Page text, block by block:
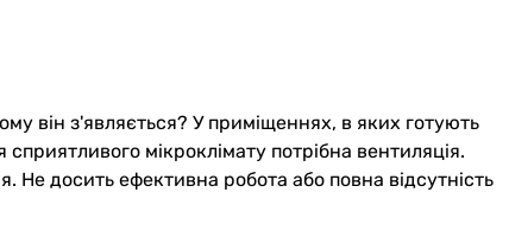
він з'являється? У приміщеннях, в яких готують
мікроклімату потрібна вентиляція.
Не досить ефективна робота або повна відсутність